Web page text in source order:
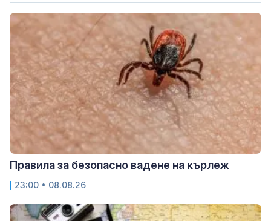
Правила за безопасно вадене на кърлеж
23:00 • 08.08.26